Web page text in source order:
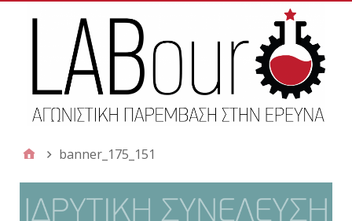
banner_175_151